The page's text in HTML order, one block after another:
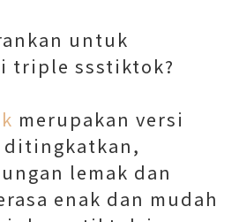
untuk
triple ssstiktok?
merupakan versi
ditingkatkan,
lemak dan
enak dan mudah